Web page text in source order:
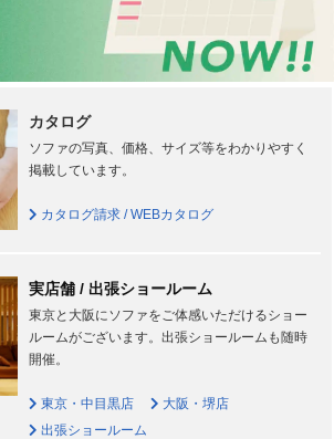
カタログ
ソファの写真、価格、サイズ等をわかりやすく
掲載しています。
カタログ請求 / WEBカタログ
実店舗 / 出張ショールーム
東京と大阪にソファをご体感いただけるショー
ルームがございます。出張ショールームも随時
開催。
東京・中目黒店
大阪・堺店
出張ショールーム